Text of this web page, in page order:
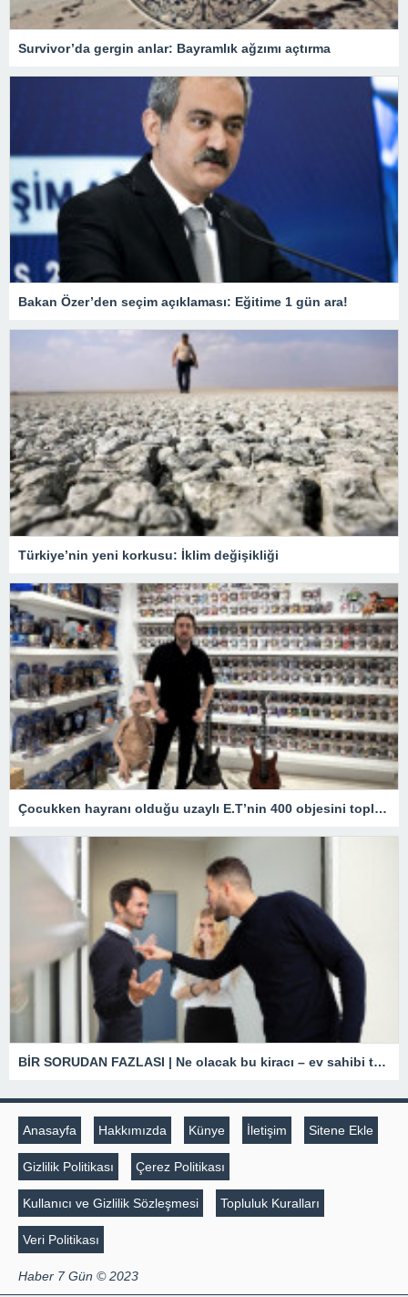
Survivor’da gergin anlar: Bayramlık ağzımı açtırma
Bakan Özer’den seçim açıklaması: Eğitime 1 gün ara!
Türkiye’nin yeni korkusu: İklim değişikliği
Çocukken hayranı olduğu uzaylı E.T’nin 400 objesini topladı
BİR SORUDAN FAZLASI | Ne olacak bu kiracı – ev sahibi tartışmaları?
Anasayfa Hakkımızda Künye İletişim Sitene Ekle
Gizlilik Politikası Çerez Politikası
Kullanıcı ve Gizlilik Sözleşmesi Topluluk Kuralları
Veri Politikası
Haber 7 Gün © 2023